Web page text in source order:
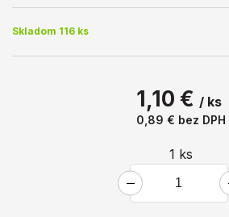
Skladom 116 ks
1,10 € / ks
0,89 € bez DPH
1 ks